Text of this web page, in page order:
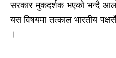
सरकार मुकदर्शक भएको भन्दै
यस विषयमा तत्काल भारतीय
।